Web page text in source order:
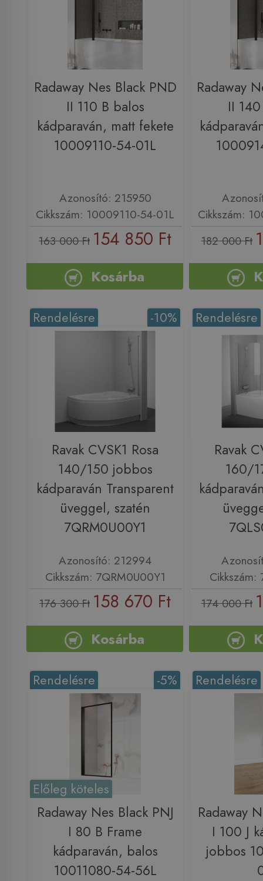
Radaway Nes Black PND
II 110 B balos
kádparaván, matt fekete
10009110-54-01L
Azonosító: 215950
Cikkszám: 10009110-54-01L
163 000 Ft 154 850 Ft
Kosárba
Radaway
II
Cikkszám:
182 000 Ft
-10%
Rendelésre
Ravak CVSK1 Rosa
140/150 jobbos
kádparaván Transparent
üveggel, szatén
7QRM0U00Y1
Azonosító: 212994
Cikkszám: 7QRM0U00Y1
176 300 Ft 158 670 Ft
Kosárba
Rendelésre
Ravak
160/
Cikkszám:
174 000 Ft
-5%
Rendelésre
Előleg köteles
Radaway Nes Black PNJ
I 80 B Frame
kádparaván, balos
10011080-54-56L
Rendelésre
Radaway
I 100 J
jobbos